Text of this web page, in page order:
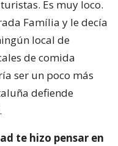
Es muy loco.
Família y le decía
local de
de comida
ser un poco más
defiende
te hizo pensar en